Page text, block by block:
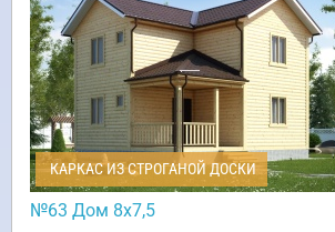
КАРКАС ИЗ СТРОГАНОЙ ДОСКИ
№63 Дом 8х7,5